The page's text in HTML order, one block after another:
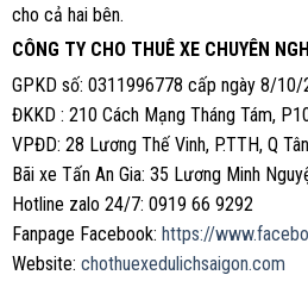
cho cả hai bên.
CÔNG TY CHO THUÊ XE CHUYÊN
GPKD số: 0311996778 cấp ngày 8/10/
ĐKKD : 210 Cách Mạng Tháng Tám,
VPĐD: 28 Lương Thế Vinh, P.TTH, Q
Bãi xe Tấn An Gia: 35 Lương Minh
Hotline zalo 24/7: 0919 66 9292
Fanpage Facebook: https://
Website: chothuexedulichsaigon.com